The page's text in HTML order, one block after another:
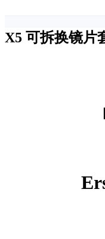
X5 可拆换镜片